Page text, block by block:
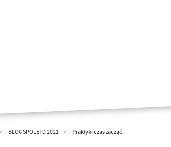
> BLOG SPOLETO 2021 > Praktyki czas zacząć.